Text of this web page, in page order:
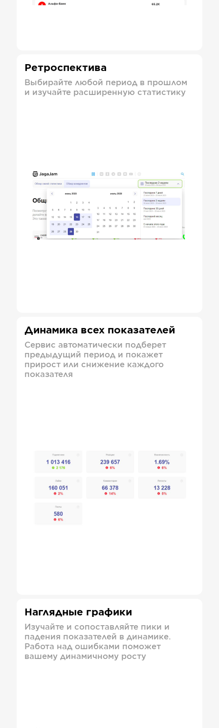
Ретроспектива
Выбирайте любой период в прошлом
и изучайте расширенную статистику
Динамика всех показателей
Сервис автоматически подберет
предыдущий период и покажет
прирост или снижение каждого
показателя
Наглядные графики
Изучайте и сопоставляйте пики и
падения показателей в динамике.
Работа над ошибками поможет
вашему динамичному росту